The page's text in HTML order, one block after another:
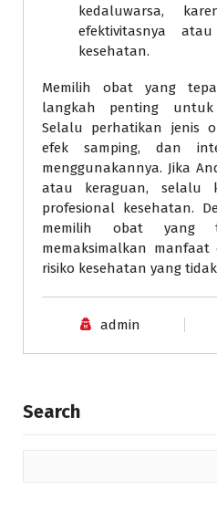
kedaluwarsa,
efektivitasnya
kesehatan.
Memilih obat yang
langkah penting untuk
Selalu perhatikan jenis
efek samping, dan
menggunakannya. Jika
atau keraguan, selalu
profesional kesehatan.
memilih obat yang
memaksimalkan
risiko kesehatan yang
admin
Search